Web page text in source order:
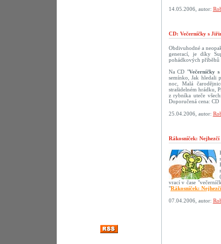
14.05.2006, autor:
CD: Večerníčky s
Obdivuhodné a
generací, je díky
pohádkových příběhů
Na CD "Večerníčky
semínko, Jak hledali
noc, Malá
strašidelném hrádku,
z rybníka uteče
Doporučená cena:
25.04.2006, autor:
Rákosníček:
vrací v čase
"Rákosníček:
07.04.2006, autor: